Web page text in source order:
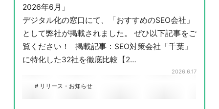
2026年6月」
デジタル化の窓口にて、「おすすめのSEO会社」
として弊社が掲載されました。 ぜひ以下記事をご
覧ください！ 掲載記事：SEO対策会社「千葉」
に特化した32社を徹底比較【2…
2026.6.17
# リリース・お知らせ